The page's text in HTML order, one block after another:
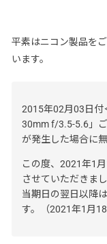
平素はニコン製品を
います。
2015年02月03日付
30mm f/3.5-5.6」
が発生した場合に
この度、2021年1
させていただきま
当期日の翌日以降
す。（2021年1月18